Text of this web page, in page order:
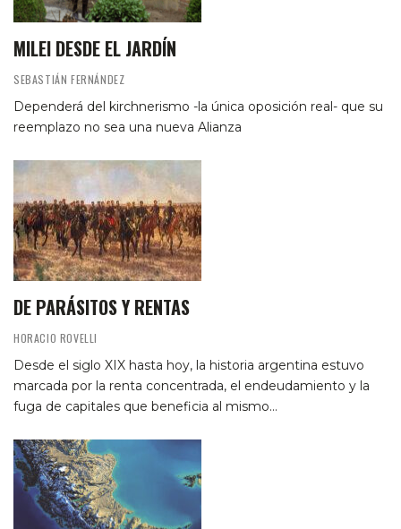
MILEI DESDE EL JARDÍN
SEBASTIÁN FERNÁNDEZ
Dependerá del kirchnerismo -la única oposición real- que su
reemplazo no sea una nueva Alianza
DE PARÁSITOS Y RENTAS
HORACIO ROVELLI
Desde el siglo XIX hasta hoy, la historia argentina estuvo
marcada por la renta concentrada, el endeudamiento y la
fuga de capitales que beneficia al mismo…